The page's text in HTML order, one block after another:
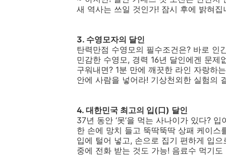
새 역사는 쓰일 것인가! 잠시 후에 밝혀집
3. 수영모자의 달인
탄력만점 수영모의 필수조건은? 바로
민감한 수영모, 경력 16년 달인에겐 문
구워내면? 1분 만에 깨끗한 라인 자랑하
안에 사람을 넣어라! 기상천외한 실험의
4. 대한민국 최고의 입(口) 달인
37년 동안 ‘못’을 먹는 사나이가 있다?
한 손에 망치 들고 뚝딱뚝딱 상패 케이
입에 털어 넣고, 손으로 집기 편하게 입
중에 전화 받는 것도 가능! 음료수 먹기